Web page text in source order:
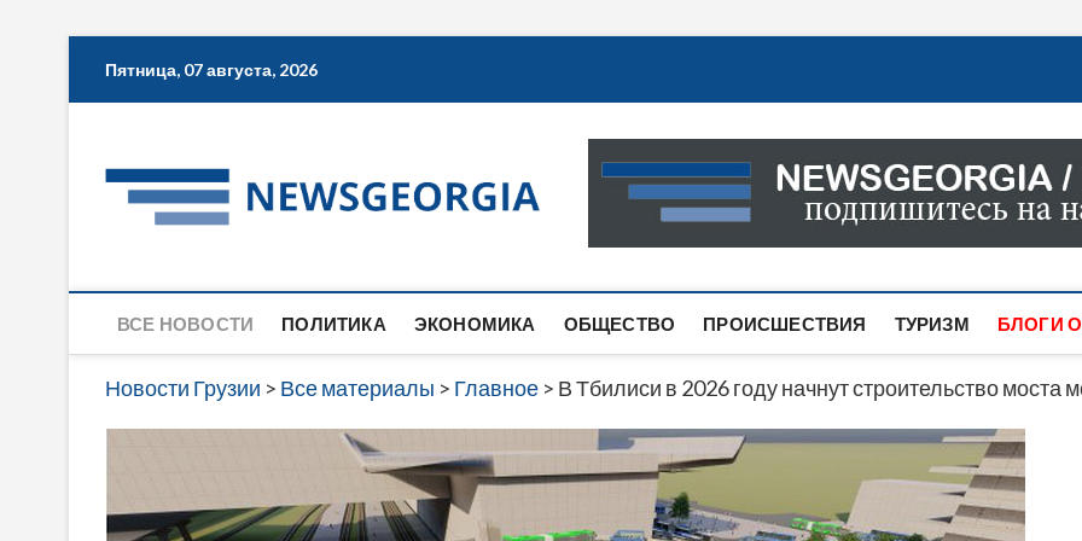
Пятница, 07 августа, 2026
Новости Грузии
САМАЯ АКТУАЛЬНАЯ ИНФОРМАЦИЯ О СОБЫТИЯХ
САЙТЕ ВЫ НАЙДЕТЕ НОВОСТИ ПОЛИТИКИ,
ВСЕ НОВОСТИ ПОЛИТИКА ЭКОНОМИКА ОБЩЕСТВО ПРОИСШЕСТВИЯ ТУРИЗМ БЛОГИ
Новости Грузии > Все материалы > Главное > В Тбилиси в 2026 году начнут строительство